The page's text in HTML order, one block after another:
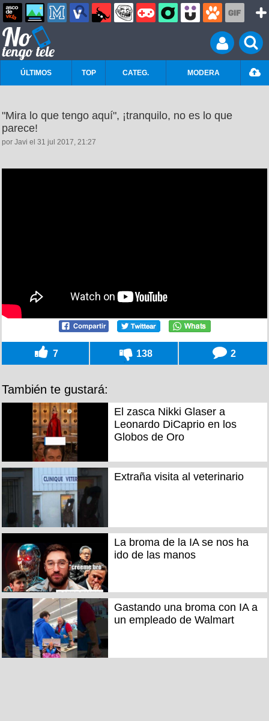
ÚLTIMOS TOP CATEG. MODERA
"Mira lo que tengo aquí", ¡tranquilo, no es lo que
parece!
por Javi el 31 jul 2017, 21:27
7 138 2
También te gustará:
El zasca Nikki Glaser a
Leonardo DiCaprio en los
Globos de Oro
Extraña visita al veterinario
La broma de la IA se nos ha
ido de las manos
Gastando una broma con IA a
un empleado de Walmart